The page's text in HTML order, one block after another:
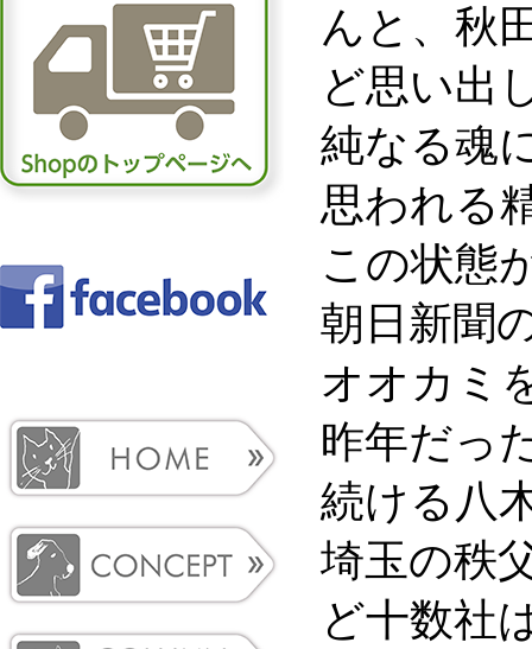
んと、秋
ど思い出
純なる魂
思われる
この状態
朝日新聞
オオカミ
昨年だっ
続ける八
埼玉の秩
ど十数社